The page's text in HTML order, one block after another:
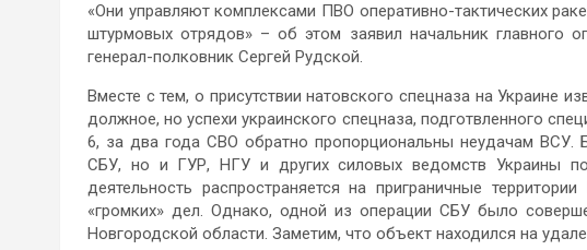
«Они управляют комплексами ПВО оперативно-тактических
штурмовых отрядов» – об этом заявил начальник главного
генерал-полковник Сергей Рудской.
Вместе с тем, о присутствии натовского спецназа на
должное, но успехи украинского спецназа, подготвленного
6, за два года СВО обратно пропорциональны неудачам ВСУ.
СБУ, но и ГУР, НГУ и других силовых ведомств Украины
деятельность распространяется на приграничные
«громких» дел. Однако, одной из операции СБУ было
Новгородской области. Заметим, что объект находился на